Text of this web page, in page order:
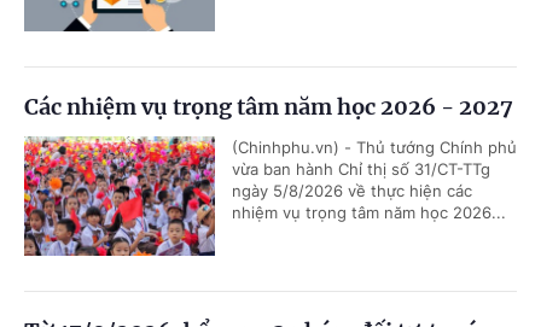
Các nhiệm vụ trọng tâm năm học 2026 - 2027
(Chinhphu.vn) - Thủ tướng Chính phủ
vừa ban hành Chỉ thị số 31/CT-TTg
ngày 5/8/2026 về thực hiện các
nhiệm vụ trọng tâm năm học 2026...